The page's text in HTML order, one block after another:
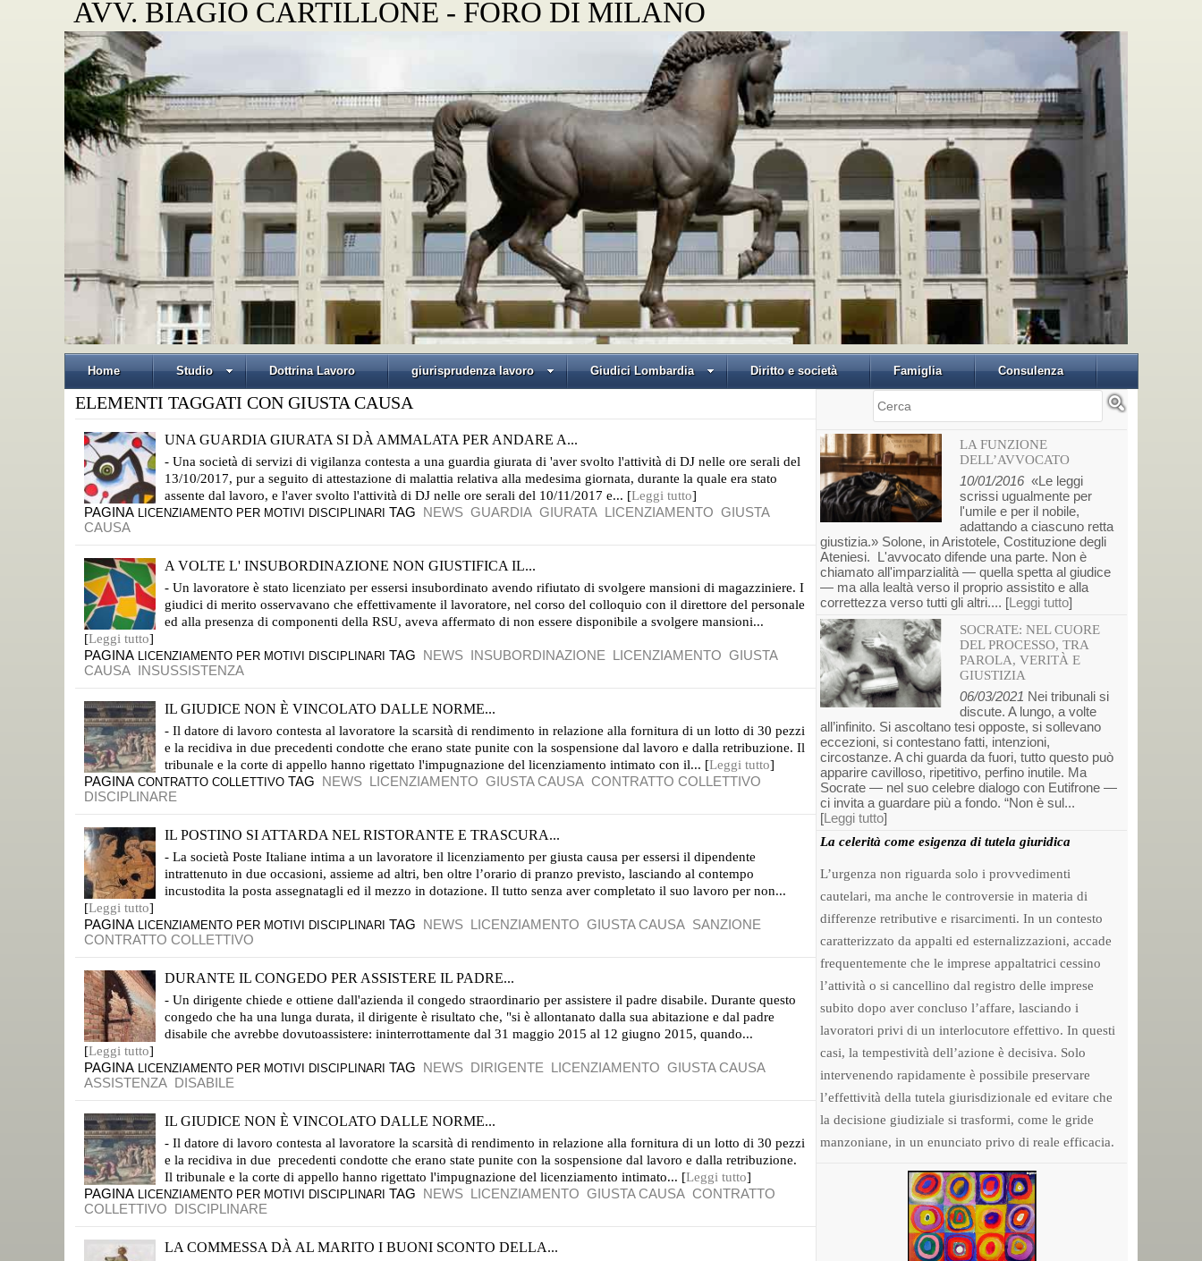
AVV. BIAGIO CARTILLONE - FORO DI MILANO
Home Studio Dottrina Lavoro giurisprudenza lavoro Giudici Lombardia Diritto e società Famiglia Consulenza
ELEMENTI TAGGATI CON GIUSTA CAUSA
UNA GUARDIA GIURATA SI DÀ AMMALATA PER ANDARE A...
- Una società di servizi di vigilanza contesta a una guardia giurata di 'aver svolto l'attività di DJ nelle ore serali del
13/10/2017, pur a seguito di attestazione di malattia relativa alla medesima giornata, durante la quale era stato
assente dal lavoro, e l'aver svolto l'attività di DJ nelle ore serali del 10/11/2017 e... [Leggi tutto]
PAGINA LICENZIAMENTO PER MOTIVI DISCIPLINARI TAG NEWS GUARDIA GIURATA LICENZIAMENTO GIUSTA
CAUSA
A VOLTE L' INSUBORDINAZIONE NON GIUSTIFICA IL...
- Un lavoratore è stato licenziato per essersi insubordinato avendo rifiutato di svolgere mansioni di magazziniere. I
giudici di merito osservavano che effettivamente il lavoratore, nel corso del colloquio con il direttore del personale
ed alla presenza di componenti della RSU, aveva affermato di non essere disponibile a svolgere mansioni...
[Leggi tutto]
PAGINA LICENZIAMENTO PER MOTIVI DISCIPLINARI TAG NEWS INSUBORDINAZIONE LICENZIAMENTO GIUSTA
CAUSA INSUSSISTENZA
IL GIUDICE NON È VINCOLATO DALLE NORME...
- Il datore di lavoro contesta al lavoratore la scarsità di rendimento in relazione alla fornitura di un lotto di 30 pezzi
e la recidiva in due precedenti condotte che erano state punite con la sospensione dal lavoro e dalla retribuzione. Il
tribunale e la corte di appello hanno rigettato l'impugnazione del licenziamento intimato con il... [Leggi tutto]
PAGINA CONTRATTO COLLETTIVO TAG NEWS LICENZIAMENTO GIUSTA CAUSA CONTRATTO COLLETTIVO
DISCIPLINARE
IL POSTINO SI ATTARDA NEL RISTORANTE E TRASCURA...
- La società Poste Italiane intima a un lavoratore il licenziamento per giusta causa per essersi il dipendente
intrattenuto in due occasioni, assieme ad altri, ben oltre l’orario di pranzo previsto, lasciando al contempo
incustodita la posta assegnatagli ed il mezzo in dotazione. Il tutto senza aver completato il suo lavoro per non...
[Leggi tutto]
PAGINA LICENZIAMENTO PER MOTIVI DISCIPLINARI TAG NEWS LICENZIAMENTO GIUSTA CAUSA SANZIONE
CONTRATTO COLLETTIVO
DURANTE IL CONGEDO PER ASSISTERE IL PADRE...
- Un dirigente chiede e ottiene dall'azienda il congedo straordinario per assistere il padre disabile. Durante questo
congedo che ha una lunga durata, il dirigente è risultato che, "si è allontanato dalla sua abitazione e dal padre
disabile che avrebbe dovutoassistere: ininterrottamente dal 31 maggio 2015 al 12 giugno 2015, quando...
[Leggi tutto]
PAGINA LICENZIAMENTO PER MOTIVI DISCIPLINARI TAG NEWS DIRIGENTE LICENZIAMENTO GIUSTA CAUSA
ASSISTENZA DISABILE
IL GIUDICE NON È VINCOLATO DALLE NORME...
- Il datore di lavoro contesta al lavoratore la scarsità di rendimento in relazione alla fornitura di un lotto di 30 pezzi
e la recidiva in due precedenti condotte che erano state punite con la sospensione dal lavoro e dalla retribuzione.
Il tribunale e la corte di appello hanno rigettato l'impugnazione del licenziamento intimato... [Leggi tutto]
PAGINA LICENZIAMENTO PER MOTIVI DISCIPLINARI TAG NEWS LICENZIAMENTO GIUSTA CAUSA CONTRATTO
COLLETTIVO DISCIPLINARE
LA COMMESSA DÀ AL MARITO I BUONI SCONTO DELLA...
Cerca
LA FUNZIONE
DELL’AVVOCATO
10/01/2016«Le leggi
scrissi ugualmente per
l'umile e per il nobile,
adattando a ciascuno retta
giustizia.» Solone, in Aristotele, Costituzione degli
Ateniesi. L'avvocato difende una parte. Non è
chiamato all'imparzialità — quella spetta al giudice
— ma alla lealtà verso il proprio assistito e alla
correttezza verso tutti gli altri.... [Leggi tutto]
SOCRATE: NEL CUORE
DEL PROCESSO, TRA
PAROLA, VERITÀ E
GIUSTIZIA
06/03/2021 Nei tribunali si
discute. A lungo, a volte
all’infinito. Si ascoltano tesi opposte, si sollevano
eccezioni, si contestano fatti, intenzioni,
circostanze. A chi guarda da fuori, tutto questo può
apparire cavilloso, ripetitivo, perfino inutile. Ma
Socrate — nel suo celebre dialogo con Eutifrone —
ci invita a guardare più a fondo. “Non è sul...
[Leggi tutto]
La celerità come esigenza di tutela giuridica
L’urgenza non riguarda solo i provvedimenti
cautelari, ma anche le controversie in materia di
differenze retributive e risarcimenti. In un contesto
caratterizzato da appalti ed esternalizzazioni, accade
frequentemente che le imprese appaltatrici cessino
l’attività o si cancellino dal registro delle imprese
subito dopo aver concluso l’affare, lasciando i
lavoratori privi di un interlocutore effettivo. In questi
casi, la tempestività dell’azione è decisiva. Solo
intervenendo rapidamente è possibile preservare
l’effettività della tutela giurisdizionale ed evitare che
la decisione giudiziale si trasformi, come le gride
manzoniane, in un enunciato privo di reale efficacia.